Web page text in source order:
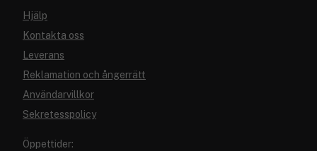
Hjälp
Kontakta oss
Leverans
Reklamation och ångerrätt
Användarvillkor
Sekretesspolicy
Öppettider: